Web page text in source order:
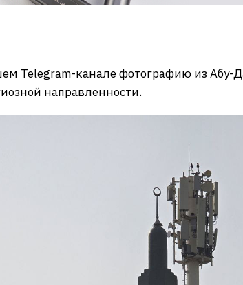
Telegram-канале фотографию из Абу-
направленности.